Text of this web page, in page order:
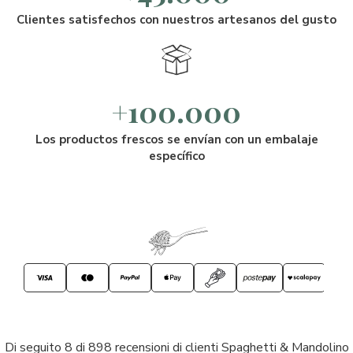
Clientes satisfechos con nuestros artesanos del gusto
+100.000
Los productos frescos se envían con un embalaje
específico
Di seguito 8 di 898 recensioni di clienti Spaghetti & Mandolino